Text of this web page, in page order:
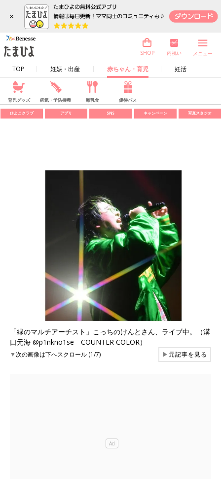
×
TOP 妊娠・出産 赤ちゃん・育児 妊活
SHOP 内祝い メニュー
育児グッズ 病気・予防接種 離乳食 優待パス
ひよこクラブ アプリ SNS キャンペーン 写真スタジオ
「緑のマルチアーチスト」こっちのけんとさん、ライブ中。（溝
口元海 @p1nkno1se COUNTER COLOR）
▼次の画像は下へスクロール (1/7) ▶元記事を見る